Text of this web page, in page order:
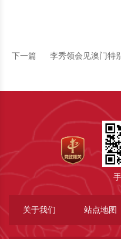
下一篇 李秀领会见澳门特
关于我们 站点地图